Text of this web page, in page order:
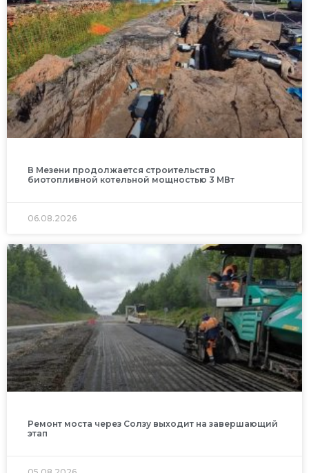
В Мезени продолжается строительство
биотопливной котельной мощностью 3 МВт
06.08.2026
Ремонт моста через Солзу выходит на завершающий
этап